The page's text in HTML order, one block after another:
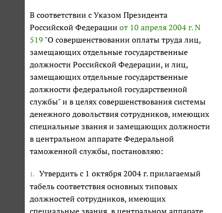
В соответствии с Указом Президента
Российской Федерации от 10 апреля 2004 г. N
519 "О совершенствовании оплаты труда лиц,
замещающих отдельные государственные
должности Российской Федерации, и лиц,
замещающих отдельные государственные
должности федеральной государственной
службы" и в целях совершенствования системы
денежного довольствия сотрудников, имеющих
специальные звания и замещающих должности
в центральном аппарате Федеральной
таможенной службы, постановляю:
1.
Утвердить с 1 октября 2004 г. прилагаемый
табель соответствия основных типовых
должностей сотрудников, имеющих
специальные звания, в центральном аппарате